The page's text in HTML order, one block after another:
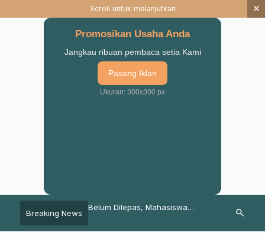
Scroll untuk melanjutkan ×
Promosikan Usaha Anda
Jangkau ribuan pembaca setia Kami
Pasang Iklan
Ukuran: 300x300 px
Breaking News
STAIS Pasuruan
Gus Haidar Hafeez
Belum Dilepas, Mahasiswa
Diminta Publikasi Tradisi Ancak
RAPINWIL II
Thoyyibatin
search